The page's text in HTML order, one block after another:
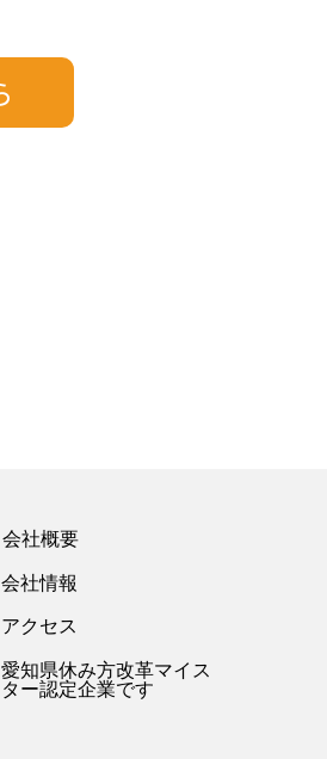
会社概要
会社情報
アクセス
愛知県休み方改革マイス
ター認定企業です